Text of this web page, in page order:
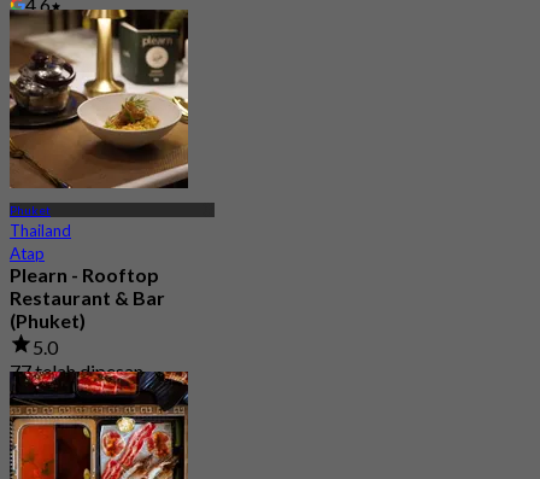
4.6
Dari฿ 922.5
Phuket
Thailand
Atap
Plearn - Rooftop
Restaurant & Bar
(Phuket)
5.0
77 telah dipesan
Dari฿ 625